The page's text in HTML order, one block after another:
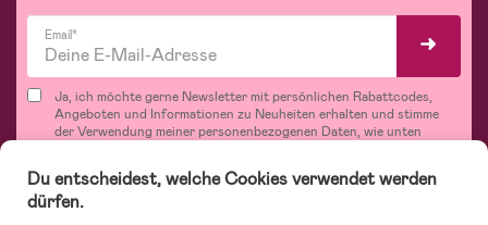
Email*
Ja, ich möchte gerne Newsletter mit persönlichen Rabattcodes,
Angeboten und Informationen zu Neuheiten erhalten und stimme
der Verwendung meiner personenbezogenen Daten, wie unten
Messung der Öffnungsrate und des Kundeninteresses an unseren
Angeboten, für personalisierte Anzeigen und Inhaltsmarketing
Du entscheidest, welche Cookies verwendet werden
dürfen.